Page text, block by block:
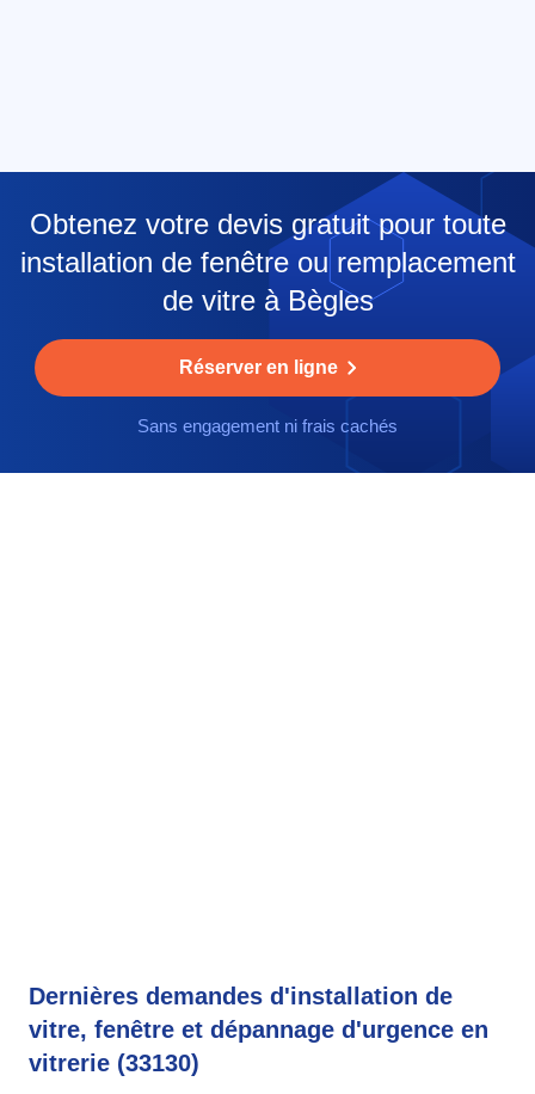
Obtenez votre devis gratuit pour toute
installation de fenêtre ou remplacement
de vitre à Bègles
Réserver en ligne
Sans engagement ni frais cachés
Dernières demandes d'installation de
vitre, fenêtre et dépannage d'urgence en
vitrerie (33130)